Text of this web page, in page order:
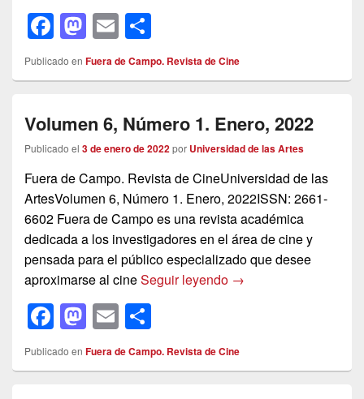
F
a
c
b
o
o
k
M
a
st
d
o
n
E
m
ail
o
m
ar
tir
Publicado en Fuera de Campo. Revista de Cine
Volumen 6, Número 1. Enero, 2022
Publicado el 3 de enero de 2022por Universidad de las Artes
Fuera de Campo. Revista de CineUniversidad de las
ArtesVolumen 6, Número 1. Enero, 2022ISSN: 2661-
6602 Fuera de Campo es una revista académica
dedicada a los investigadores en el área de cine y
pensada para el público especializado que desee
aproximarse al cineSeguir leyendo Volumen 6, Número
→
F
a
c
M
a
st
E
m
ail
o
m
Publicado en Fuera de Campo. Revista de Cine